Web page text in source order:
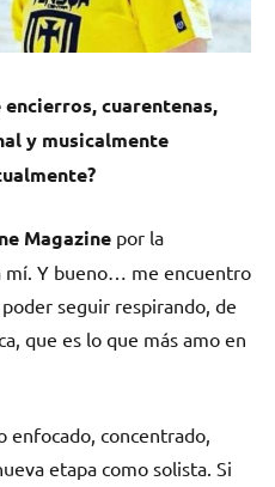
cuarentenas,
y musicalmente
Magazine por la
mí. Y bueno… me encuentro
seguir respirando, de
que es lo que más amo en
concentrado,
etapa como solista. Si